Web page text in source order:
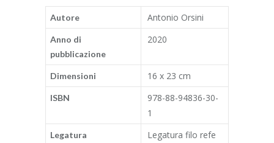
Autore Antonio Orsini
Anno di
pubblicazione
2020
Dimensioni 16 x 23 cm
ISBN
978-88-94836-30-
1
Legatura Legatura filo refe